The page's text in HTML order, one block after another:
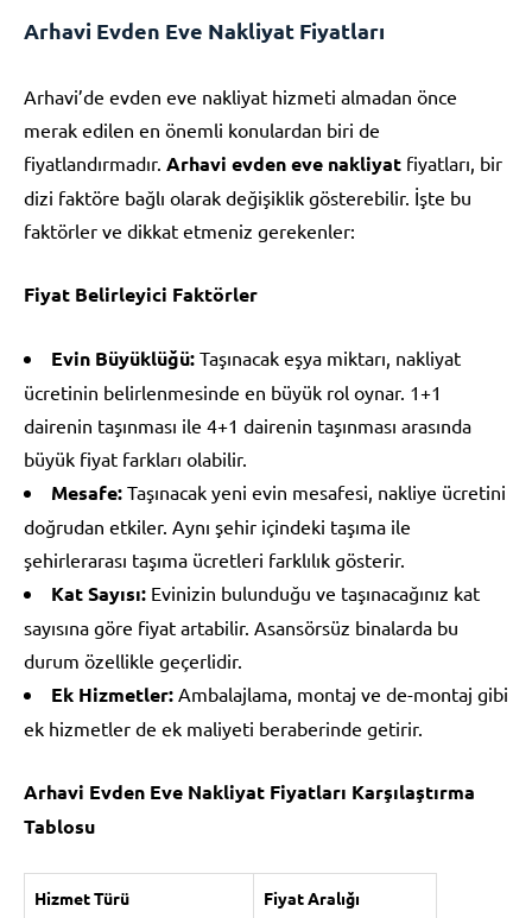
Arhavi Evden Eve Nakliyat Fiyatları
Arhavi’de evden eve nakliyat hizmeti almadan önce
merak edilen en önemli konulardan biri de
fiyatlandırmadır. Arhavi evden eve nakliyat fiyatları, bir
dizi faktöre bağlı olarak değişiklik gösterebilir. İşte bu
faktörler ve dikkat etmeniz gerekenler:
Fiyat Belirleyici Faktörler
Evin Büyüklüğü: Taşınacak eşya miktarı, nakliyat
ücretinin belirlenmesinde en büyük rol oynar. 1+1
dairenin taşınması ile 4+1 dairenin taşınması arasında
büyük fiyat farkları olabilir.
Mesafe: Taşınacak yeni evin mesafesi, nakliye ücretini
doğrudan etkiler. Aynı şehir içindeki taşıma ile
şehirlerarası taşıma ücretleri farklılık gösterir.
Kat Sayısı: Evinizin bulunduğu ve taşınacağınız kat
sayısına göre fiyat artabilir. Asansörsüz binalarda bu
durum özellikle geçerlidir.
Ek Hizmetler: Ambalajlama, montaj ve de-montaj gibi
ek hizmetler de ek maliyeti beraberinde getirir.
Arhavi Evden Eve Nakliyat Fiyatları Karşılaştırma
Tablosu
Hizmet Türü Fiyat Aralığı